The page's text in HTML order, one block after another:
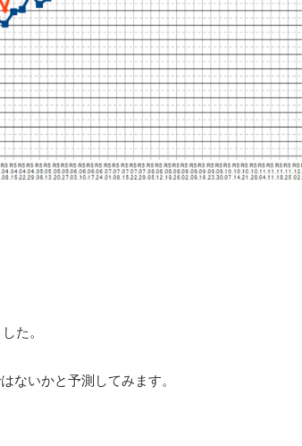
た。
ないかと予測してみます。